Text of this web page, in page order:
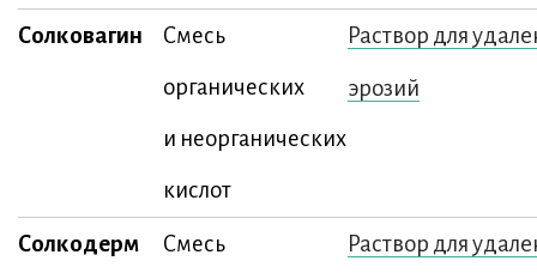
Солковагин Смесь
органических
и неорганических
кислот
Раствор для
эрозий
Солкодерм Смесь Раствор для